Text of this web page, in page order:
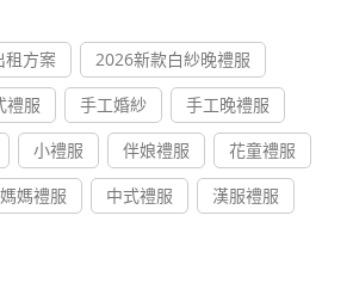
租方案
2026新款白紗晚禮服
禮服
手工婚紗
手工晚禮服
小禮服 伴娘禮服
花童禮服
媽媽禮服 中式禮服 漢服禮服